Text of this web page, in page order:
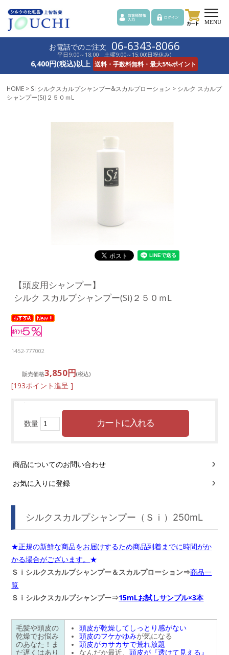
toggle
MENU
お電話でのご注文 06-6343-8066
平日9:00～18:00 土曜9:00～15:00(日祝休み)
6,400円(税込)以上 送料・手数料無料・最大5%ポイント
HOME > Si シルクスカルプシャンプー&スカルプローション > シルク スカルプ
シャンプー(Si)２５０ｍL
【頭皮用シャンプー】
シルク スカルプシャンプー(Si)２５０ｍL
1452-777002
販売価格3,850円(税込)
[193ポイント進呈 ]
数量
商品についてのお問い合わせ
お気に入りに登録
シルクスカルプシャンプー（Ｓｉ）250mL
★正規の新鮮な商品をお届けするため商品到着までに時間がか
かる場合がございます。 ★
Ｓｉシルクスカルプシャンプー＆スカルプローション⇒商品一
覧
Ｓｉシルクスカルプシャンプー⇒15mLお試しサンプル×3本
毛髪や頭皮の
乾燥でお悩み
のあなた！ま
だ遅くはあり
頭皮が乾燥してしっとり感がない
頭皮のフケかゆみが気になる
頭皮がカサカサで荒れ放題
なんだか最近、頭皮が『透けて見える』